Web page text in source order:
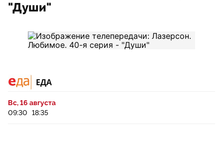
"Души"
ЕДА
Вс, 16 августа
09:30
18:35